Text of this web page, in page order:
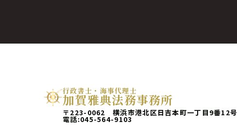
行政書士・海事代理士
加賀雅典法務事務所
〒223-0062 横浜市港北区日吉本町一丁目9番12号
電話:045-564-9103